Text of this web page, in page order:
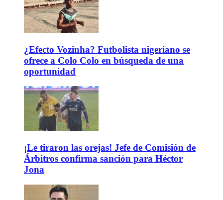
¿Efecto Vozinha? Futbolista nigeriano se
ofrece a Colo Colo en búsqueda de una
oportunidad
¡Le tiraron las orejas! Jefe de Comisión de
Árbitros confirma sanción para Héctor
Jona